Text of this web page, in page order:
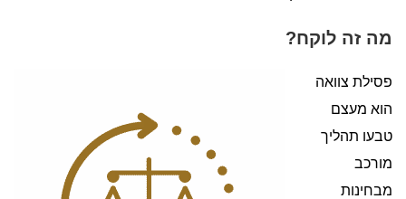
מה זה לוקח?
פסילת צוואה
הוא מעצם
טבעו תהליך
מורכב
מבחינות